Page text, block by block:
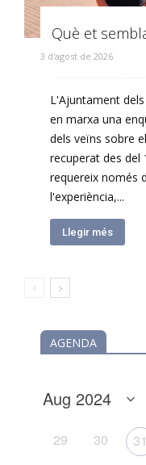
Què et
3 d'agost de 2026
L'Ajuntament
en marxa una
dels veïns sobre
recuperat des del
requereix només
l'experiència,...
Llegir més
AGENDA
29 30 31